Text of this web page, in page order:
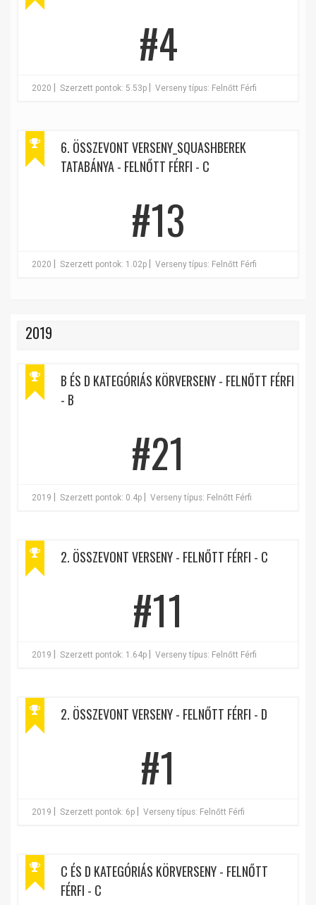
#4
2020 Szerzett pontok: 5.53p Verseny típus: Felnőtt Férfi
6. ÖSSZEVONT VERSENY_SQUASHBEREK
TATABÁNYA - FELNŐTT FÉRFI - C
#13
2020 Szerzett pontok: 1.02p Verseny típus: Felnőtt Férfi
2019
B ÉS D KATEGÓRIÁS KÖRVERSENY - FELNŐTT FÉRFI
- B
#21
2019 Szerzett pontok: 0.4p Verseny típus: Felnőtt Férfi
2. ÖSSZEVONT VERSENY - FELNŐTT FÉRFI - C
#11
2019 Szerzett pontok: 1.64p Verseny típus: Felnőtt Férfi
2. ÖSSZEVONT VERSENY - FELNŐTT FÉRFI - D
#1
2019 Szerzett pontok: 6p Verseny típus: Felnőtt Férfi
C ÉS D KATEGÓRIÁS KÖRVERSENY - FELNŐTT
FÉRFI - C